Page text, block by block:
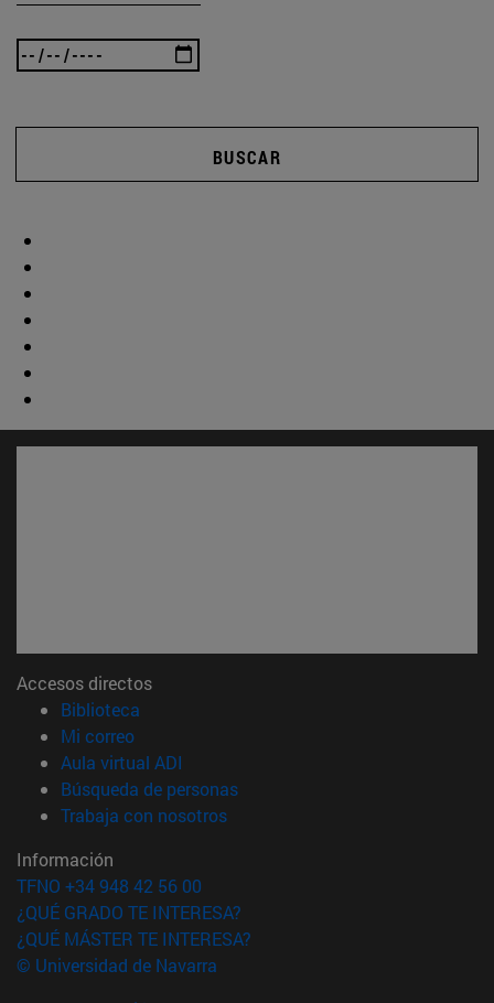
BUSCAR
Accesos directos
Biblioteca
Mi correo(abre en nueva ventana)
Aula virtual ADI
Búsqueda de personas(abre en nueva ventana)
Trabaja con nosotros(abre en nueva ventana)
Información
TFNO +34 948 42 56 00
¿QUÉ GRADO TE INTERESA?
¿QUÉ MÁSTER TE INTERESA?
© Universidad de Navarra